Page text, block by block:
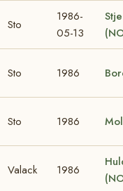
Sto
1986-
05-13
Sto 1986
Sto 1986
Valack 1986